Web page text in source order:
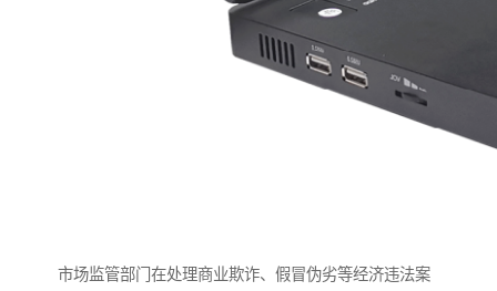
市场监管部门在处理商业欺诈、假冒伪劣等经济违法案